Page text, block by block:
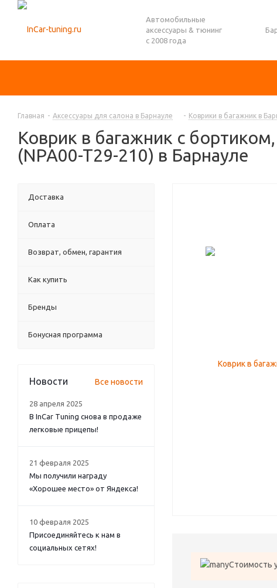
Автомобильные
аксессуары & тюнинг
с 2008 года
Главная - Аксессуары для салона в Барнауле - Коврики в багажник в
Коврик в багажник с
(NPA00-T29-210) в Барнауле
Стоимость
Доставка
Оплата
Возврат, обмен, гарантия
Как купить
Бренды
Бонусная программа
Новости Все новости
28 апреля 2025
В InCar Tuning снова в продаже
легковые прицепы!
21 февраля 2025
Мы получили награду
«Хорошее место» от Яндекса!
10 февраля 2025
Присоединяйтесь к нам в
социальных сетях!